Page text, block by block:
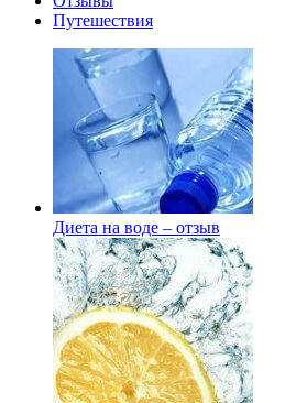
Путешествия
Диета на воде – отзыв